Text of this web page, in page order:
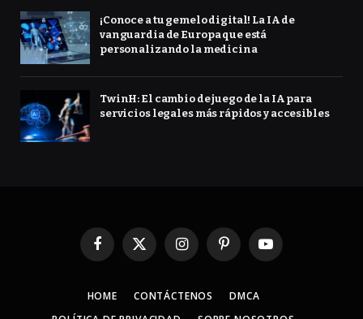
¡Conoce a tu gemelo digital! La IA de
vanguardia de Europa que está
personalizando la medicina
TwinH: El cambio de juego de la IA para
servicios legales más rápidos y accesibles
Facebook
X
InstagramPinterestYouTube
HOME CONTÁCTENOS
DMCA